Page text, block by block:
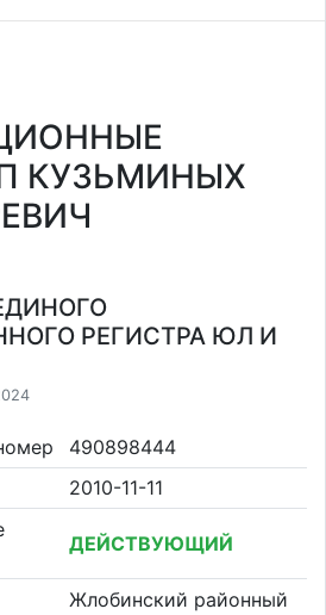
КУЗЬМИНЫХ
РЕГИСТРА ЮЛ И
490898444
2010-11-11
ДЕЙСТВУЮЩИЙ
Жлобинский районный